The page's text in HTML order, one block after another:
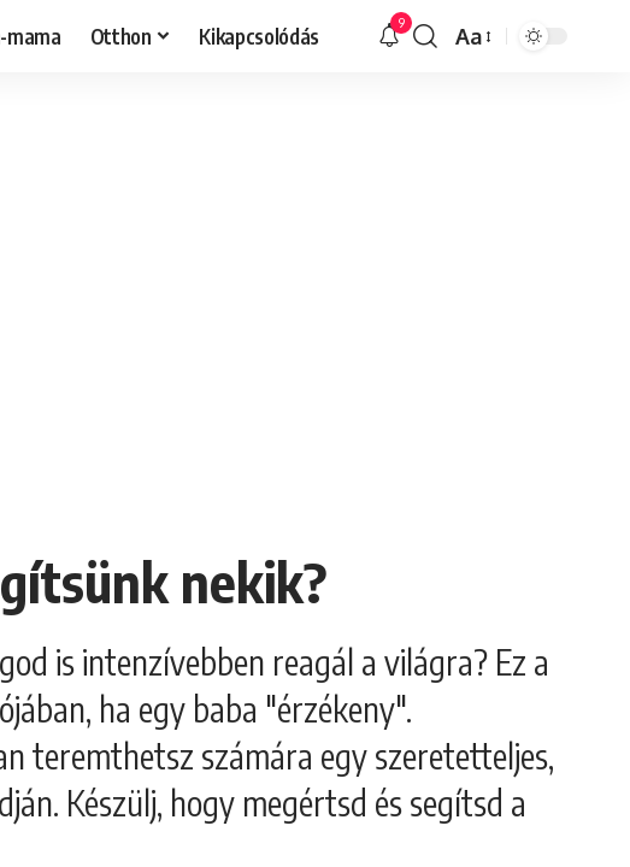
mama Otthon Kikapcsolódás 9
Font
Aa
nekik?
is intenzívebben reagál a világra? Ez a
ha egy baba "érzékeny".
teremthetsz számára egy szeretetteljes,
Készülj, hogy megértsd és segítsd a